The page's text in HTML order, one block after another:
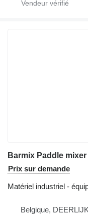
Barmix Paddle
Prix sur demande
Matériel industriel -
Belgique, DEERLIJK